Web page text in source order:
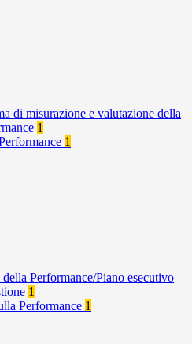
di misurazione e valutazione della
1
1
della Performance/Piano esecutivo
1
Performance 1